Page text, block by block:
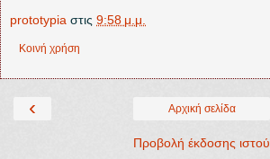
prototypia στις 9:58 μ.μ.
Κοινή χρήση
‹ Αρχική σελίδα
Προβολή έκδοσης ιστού